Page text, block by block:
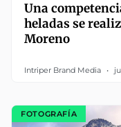
Una
heladas se
Moreno
Intriper Brand Media
FOTOGRAFÍA